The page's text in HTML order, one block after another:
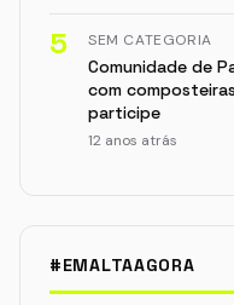
5 SEM CATEGORIA
Comunidade de
com
participe
12 anos atrás
#EMALTAAGORA